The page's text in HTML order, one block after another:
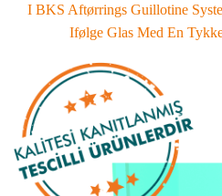
I BKS Aftørrings Guillotine
Ifølge Glas Med En